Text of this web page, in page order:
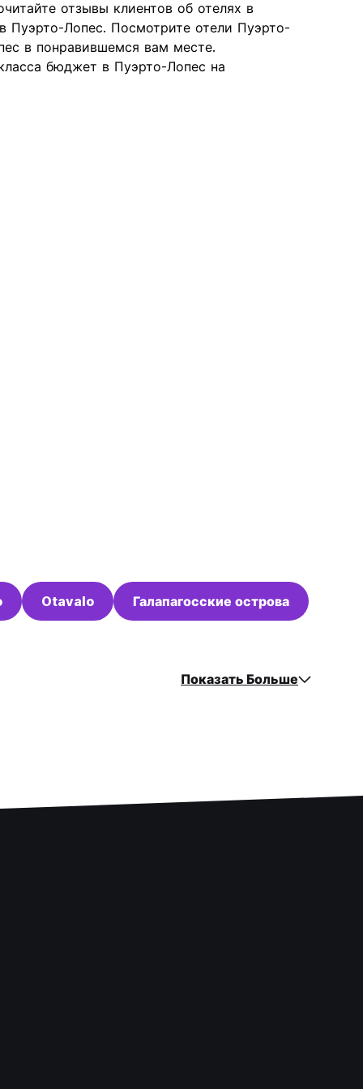
отзывы клиентов об отелях в
Пуэрто-Лопес. Посмотрите отели Пуэрто-
в понравившемся вам месте.
бюджет в Пуэрто-Лопес на
Otavalo Галапагосские острова
Показать Больше